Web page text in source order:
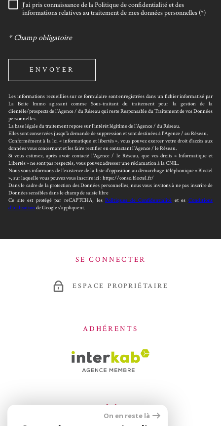
RÈGLEMENTATION
J'ai pris connaissance de la Politique de confidentialité et des
informations relatives au traitement de mes données personnelles (*)
* Champ obligatoire
ENVOYER
Les informations recueillies sur ce formulaire sont enregistrées dans un fichier informatisé par
La Boite Immo agissant comme Sous-traitant du traitement pour la gestion de la
clientèle/prospects de l'Agence / du Réseau qui reste Responsable du Traitement de vos Données
personnelles.
La base légale du traitement repose sur l’intérêt légitime de l'Agence / du Réseau.
Elles sont conservées jusqu'à demande de suppression et sont destinées à l'Agence / au Réseau.
Conformément à la loi « informatique et libertés », vous pouvez exercer votre droit d'accès aux
données vous concernant et les faire rectifier en contactant l'Agence / le Réseau.
Si vous estimez, après avoir contacté l'Agence / le Réseau, que vos droits « Informatique et
Libertés » ne sont pas respectés, vous pouvez adresser une réclamation à la CNIL.
Nous vous informons de l’existence de la liste d'opposition au démarchage téléphonique « Bloctel
», sur laquelle vous pouvez vous inscrire ici : https://conso.bloctel.fr/
Dans le cadre de la protection des Données personnelles, nous vous invitons à ne pas inscrire de
Données sensibles dans le champ de saisie libre
Ce site est protégé par reCAPTCHA, lesPolitiques de Confidentialité et esConditions
d'utilisationde Google s'appliquent.
SE CONNECTER
ESPACE PROPRIÉTAIRE
ADHÉRENTS
On en reste là